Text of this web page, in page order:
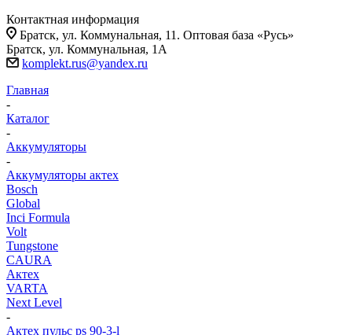
Контактная информация
Братск, ул. Коммунальная, 11. Оптовая база «Русь»
Братск, ул. Коммунальная, 1А
komplekt.rus@yandex.ru
Главная
-
Каталог
-
Аккумуляторы
-
Аккумуляторы актех
Bosch
Global
Inci Formula
Volt
Tungstone
CAURA
Актех
VARTA
Next Level
-
Актех пульс ps 90-3-l